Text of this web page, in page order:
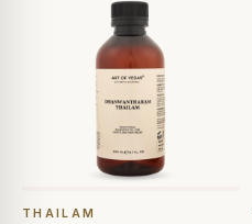
THAILAM